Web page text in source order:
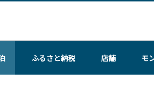
ふるさと納税 店舗 モ